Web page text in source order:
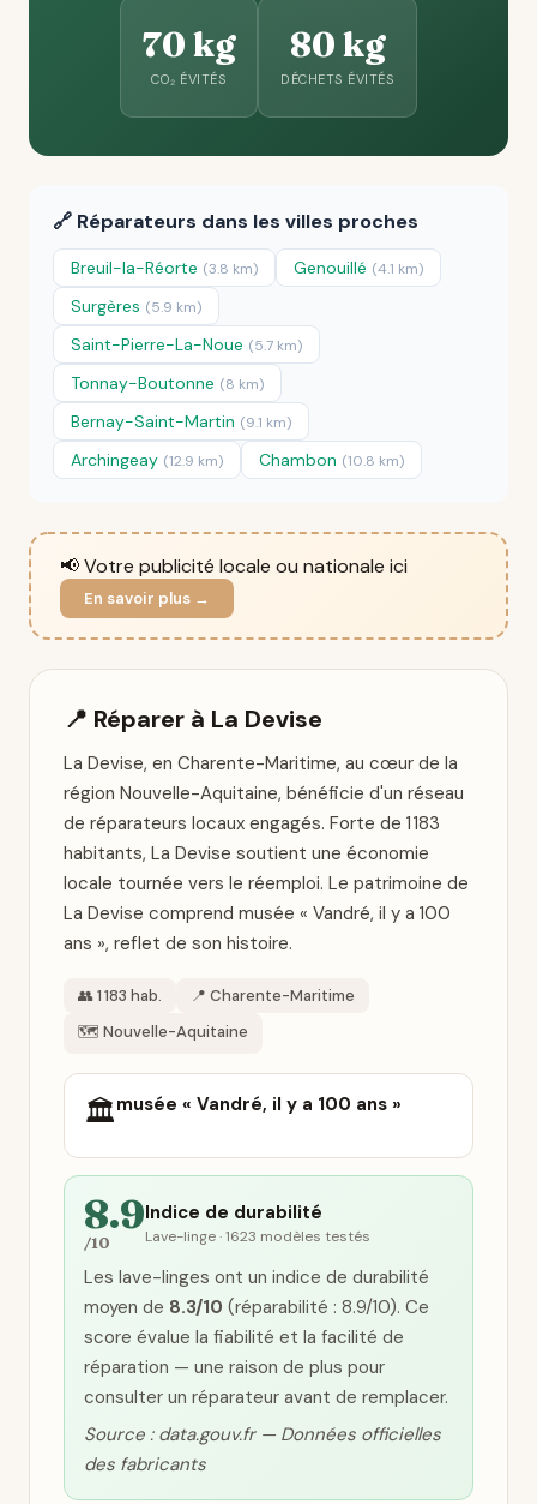
70 kg
CO₂ ÉVITÉS
80 kg
DÉCHETS ÉVITÉS
🔗 Réparateurs dans les villes proches
Breuil-la-Réorte (3.8 km) Genouillé (4.1 km)
Surgères (5.9 km)
Saint-Pierre-La-Noue (5.7 km)
Tonnay-Boutonne (8 km)
Bernay-Saint-Martin (9.1 km)
Archingeay (12.9 km) Chambon (10.8 km)
📢 Votre publicité locale ou nationale ici
En savoir plus →
📍 Réparer à La Devise
La Devise, en Charente-Maritime, au cœur de la
région Nouvelle-Aquitaine, bénéficie d'un réseau
de réparateurs locaux engagés. Forte de 1 183
habitants, La Devise soutient une économie
locale tournée vers le réemploi. Le patrimoine de
La Devise comprend musée « Vandré, il y a 100
ans », reflet de son histoire.
👥 1 183 hab.
📍 Charente-Maritime
🗺️ Nouvelle-Aquitaine
🏛️musée « Vandré, il y a 100 ans »
8.9
/10
Indice de durabilité
Lave-linge · 1623 modèles testés
Les lave-linges ont un indice de durabilité
moyen de 8.3/10 (réparabilité : 8.9/10). Ce
score évalue la fiabilité et la facilité de
réparation — une raison de plus pour
consulter un réparateur avant de remplacer.
Source : data.gouv.fr — Données officielles
des fabricants